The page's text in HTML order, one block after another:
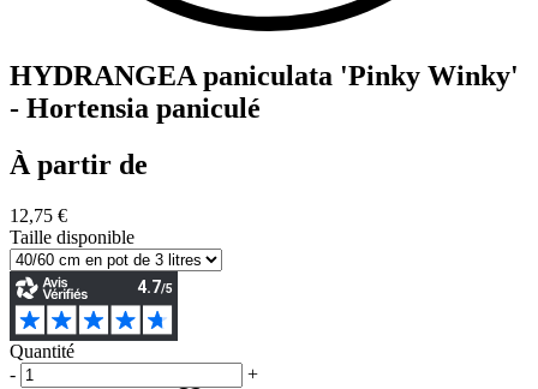
HYDRANGEA paniculata 'Pinky Winky'
- Hortensia paniculé
À partir de
12,75 €
Taille disponible
Quantité
-
+